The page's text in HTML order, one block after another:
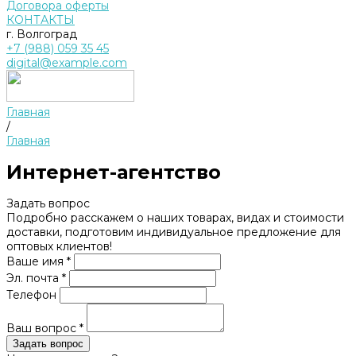
Договора оферты
КОНТАКТЫ
г. Волгоград
+7 (988) 059 35 45
digital@example.com
Главная
/
Главная
Интернет-агентство
Задать вопрос
Подробно расскажем о наших товарах, видах и стоимости
доставки, подготовим индивидуальное предложение для
оптовых клиентов!
Ваше имя *
Эл. почта *
Телефон
Ваш вопрос *